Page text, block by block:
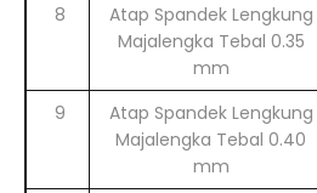
8
Atap Spandek Lengkung
Majalengka Tebal 0.35
mm
9
Atap Spandek Lengkung
Majalengka Tebal 0.40
mm